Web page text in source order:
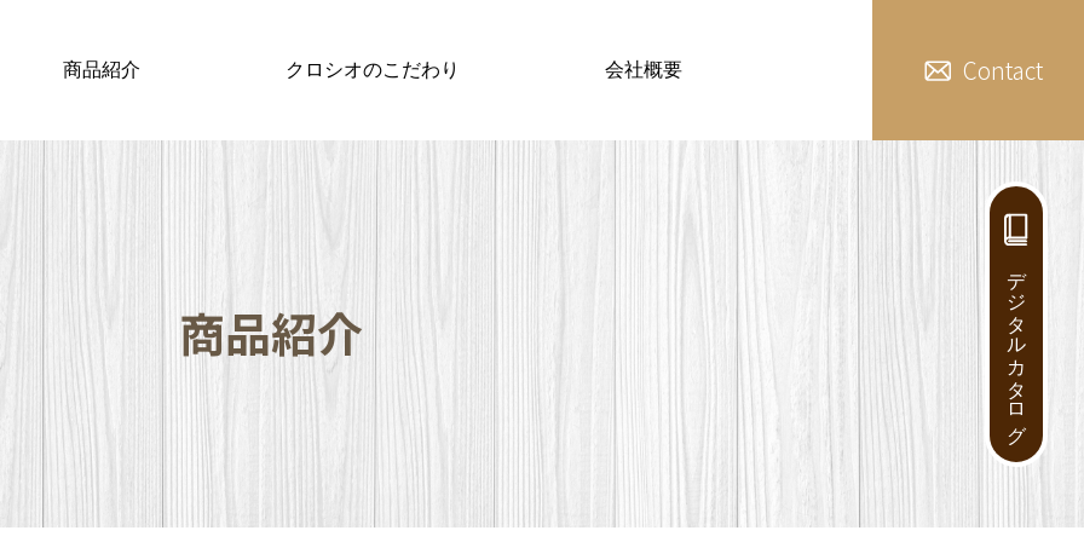
商品紹介 クロシオのこだわり 会社概要 Contact
デジタルカタログ
商品紹介